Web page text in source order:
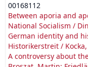
00168112
Between aporia and
National Socialism /
German identity and
Historikerstreit /
A controversy about